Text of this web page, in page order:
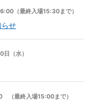
（最終入場15:30まで）
せ
（水）
（最終入場15:00まで）